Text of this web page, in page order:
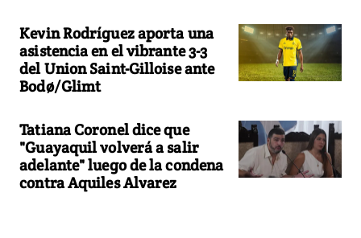
Kevin Rodríguez aporta una
asistencia en el vibrante 3-3
del Union Saint-Gilloise ante
Bodø/Glimt
Tatiana Coronel dice que
"Guayaquil volverá a salir
adelante" luego de la condena
contra Aquiles Alvarez